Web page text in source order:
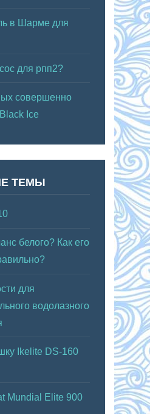
в Шарме для
для рпп2?
совершенно
Ice
ТЕМЫ
белого? Как его
для
водолазного
Ikelite DS-160
Mundial Elite 900